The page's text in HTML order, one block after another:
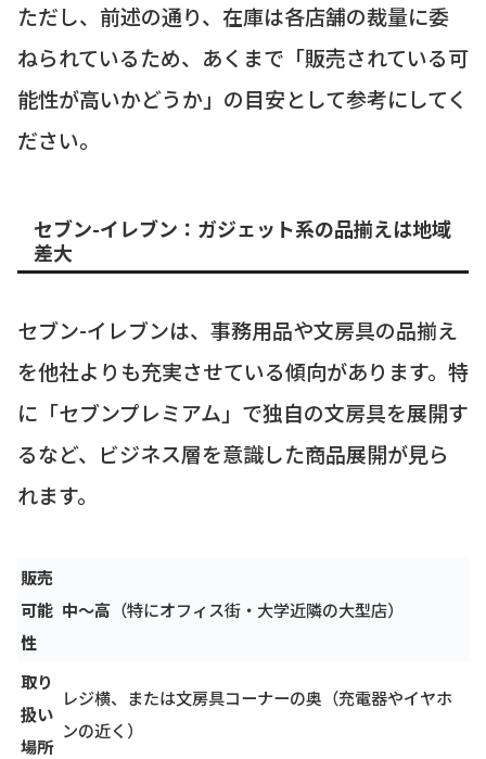
ただし、前述の通り、在庫は各店舗の裁量に委
ねられているため、あくまで「販売されている可
能性が高いかどうか」の目安として参考にしてく
ださい。
セブン-イレブン：ガジェット系の品揃えは地域
差大
セブン-イレブンは、事務用品や文房具の品揃え
を他社よりも充実させている傾向があります。特
に「セブンプレミアム」で独自の文房具を展開す
るなど、ビジネス層を意識した商品展開が見ら
れます。
販売
可能
性
中～高 （特にオフィス街・大学近隣の大型店）
取り
扱い
場所
レジ横、または文房具コーナーの奥（充電器やイヤホ
ンの近く）